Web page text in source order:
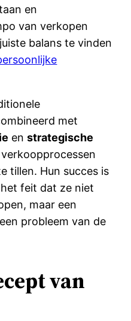
en
van verkopen
balans te vinden
met
enstrategische
tillen. Hun succes is
feit dat ze niet
maar een
probleem van de
van